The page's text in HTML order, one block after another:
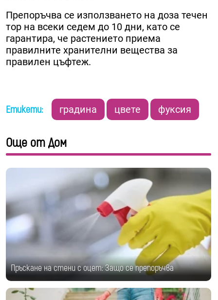
Препоръчва се използването на доза течен
тор на всеки седем до 10 дни, като се
гарантира, че растението приема
правилните хранителни вещества за
правилен цъфтеж.
Етикети: градина цвете фуксия
Още от Дом
Пръскане на стени с оцет: Защо се препоръчва